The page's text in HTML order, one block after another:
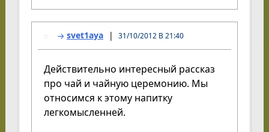
svet1aya 31/10/2012 В 21:40
Действительно интересный рассказ
про чай и чайную церемонию. Мы
относимся к этому напитку
легкомысленней.